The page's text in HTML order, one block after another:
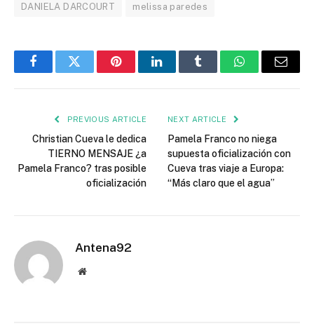
DANIELA DARCOURT melissa paredes
FacebookTwitter PinterestLinkedInTumblr WhatsAppEmail
PREVIOUS ARTICLE
Christian Cueva le dedica
TIERNO MENSAJE ¿a
Pamela Franco? tras posible
oficialización
NEXT ARTICLE
Pamela Franco no niega
supuesta oficialización con
Cueva tras viaje a Europa:
“Más claro que el agua”
Antena92
Website